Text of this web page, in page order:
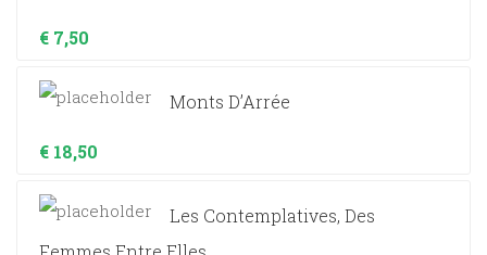
€ 7,50
Monts D’Arrée
€ 18,50
Les Contemplatives, Des